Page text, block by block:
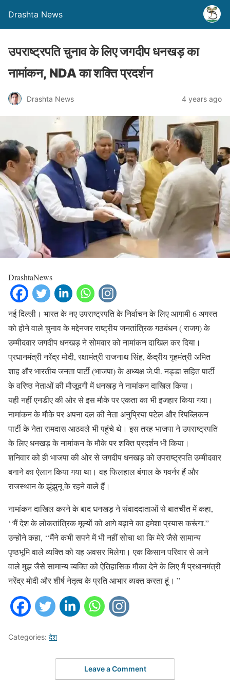
Drashta News
उपराष्ट्रपति चुनाव के लिए जगदीप धनखड़ का
नामांकन, NDA का शक्ति प्रदर्शन
Drashta News 4 years ago
DrashtaNews
नई दिल्ली। भारत के नए उपराष्ट्रपति के निर्वाचन के लिए आगामी 6 अगस्त
को होने वाले चुनाव के मद्देनजर राष्ट्रीय जनतांत्रिक गठबंधन ( राजग) के
उम्मीदवार जगदीप धनखड़ ने सोमवार को नामांकन दाखिल कर दिया।
प्रधानमंत्री नरेंद्र मोदी, रक्षामंत्री राजनाथ सिंह, केंद्रीय गृहमंत्री अमित
शाह और भारतीय जनता पार्टी (भाजपा) के अध्यक्ष जे.पी. नड्डा सहित पार्टी
के वरिष्ठ नेताओं की मौजूदगी में धनखड़ ने नामांकन दाखिल किया।
यही नहीं एनडीए की ओर से इस मौके पर एकता का भी इजहार किया गया।
नामांकन के मौके पर अपना दल की नेता अनुप्रिया पटेल और रिपब्लिकन
पार्टी के नेता रामदास आठवले भी पहुंचे थे। इस तरह भाजपा ने उपराष्ट्रपति
के लिए धनखड़ के नामांकन के मौके पर शक्ति प्रदर्शन भी किया।
शनिवार को ही भाजपा की ओर से जगदीप धनखड़ को उपराष्ट्रपति उम्मीदवार
बनाने का ऐलान किया गया था। वह फिलहाल बंगाल के गवर्नर हैं और
राजस्थान के झुंझुनू के रहने वाले हैं।
नामांकन दाखिल करने के बाद धनखड़ ने संवाददाताओं से बातचीत में कहा,
‘‘मैं देश के लोकतांत्रिक मूल्यों को आगे बढ़ाने का हमेशा प्रयास करूंगा.”
उन्होंने कहा, ‘‘मैंने कभी सपने में भी नहीं सोचा था कि मेरे जैसे सामान्य
पृष्ठभूमि वाले व्यक्ति को यह अवसर मिलेगा। एक किसान परिवार से आने
वाले मुझ जैसे सामान्य व्यक्ति को ऐतिहासिक मौका देने के लिए मैं प्रधानमंत्री
नरेंद्र मोदी और शीर्ष नेतृत्व के प्रति आभार व्यक्त करता हूं। ”
Categories: देश
Leave a Comment